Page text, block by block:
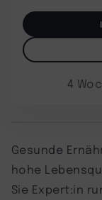
4
Gesunde
hohe
Sie Expert:in